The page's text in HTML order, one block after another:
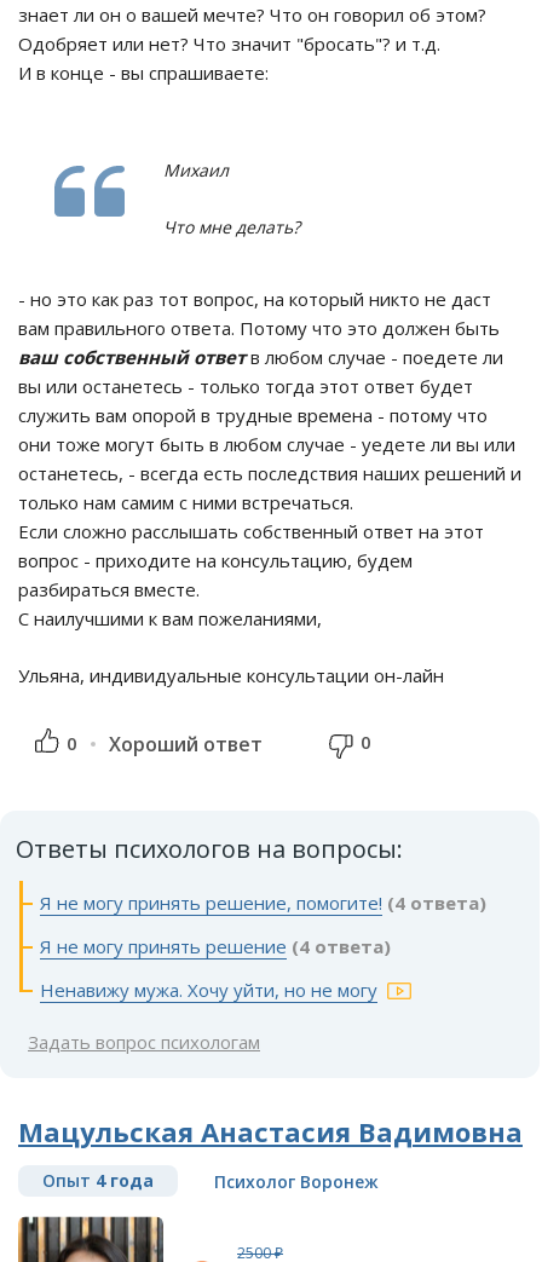
знает ли он о вашей мечте? Что он говорил об этом?
Одобряет или нет? Что значит "бросать"? и т.д.
И в конце - вы спрашиваете:
Михаил
Что мне делать?
- но это как раз тот вопрос, на который никто не даст
вам правильного ответа. Потому что это должен быть
ваш собственный ответв любом случае - поедете ли
вы или останетесь - только тогда этот ответ будет
служить вам опорой в трудные времена - потому что
они тоже могут быть в любом случае - уедете ли вы или
останетесь, - всегда есть последствия наших решений и
только нам самим с ними встречаться.
Если сложно расслышать собственный ответ на этот
вопрос - приходите на консультацию, будем
разбираться вместе.
С наилучшими к вам пожеланиями,
Ульяна, индивидуальные консультации он-лайн
0 Хороший ответ 0
Ответы психологов на вопросы:
Я не могу принять решение, помогите! (4 ответа)
Я не могу принять решение (4 ответа)
Ненавижу мужа. Хочу уйти, но не могу
Задать вопрос психологам
Мацульская Анастасия Вадимовна
Опыт 4 года Психолог Воронеж
2500 ₽